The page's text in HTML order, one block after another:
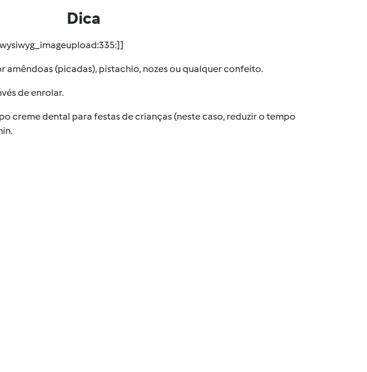
Dica
amêndoas (picadas), pistachio, nozes ou qualquer confeito.
de enrolar.
creme dental para festas de crianças (neste caso, reduzir o tempo